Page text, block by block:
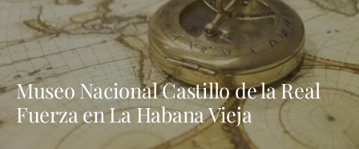
Museo Nacional Castillo de la Real
Fuerza en La Habana Vieja